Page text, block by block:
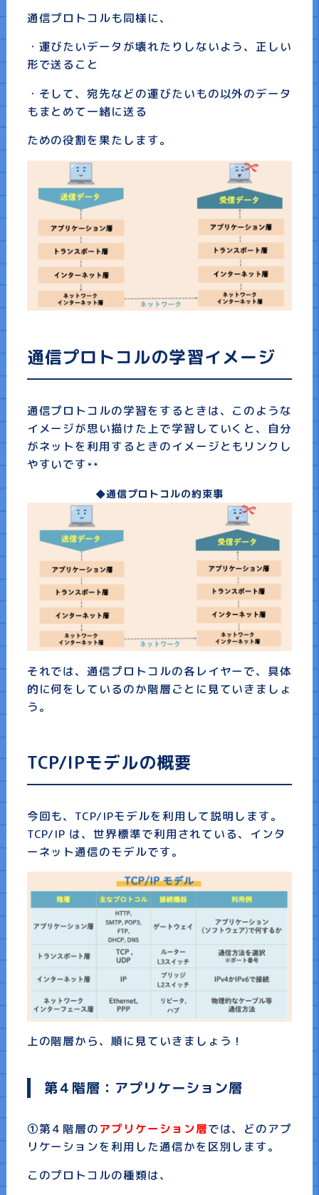
通信プロトコルも同様に、
・運びたいデータが壊れたりしないよう、正しい
形で送ること
・そして、宛先などの運びたいもの以外のデータ
もまとめて一緒に送る
ための役割を果たします。
通信プロトコルの学習イメージ
通信プロトコルの学習をするときは、このような
イメージが思い描けた上で学習していくと、自分
がネットを利用するときのイメージともリンクし
やすいです
◆通信プロトコルの約束事
それでは、通信プロトコルの各レイヤーで、具体
的に何をしているのか階層ごとに見ていきましょ
う。
TCP/IPモデルの概要
今回も、TCP/IPモデルを利用して説明します。
TCP/IP は、世界標準で利用されている、インタ
ーネット通信のモデルです。
上の階層から、順に見ていきましょう！
第４階層：アプリケーション層
①第４階層のアプリケーション層では、どのアプ
リケーションを利用した通信かを区別します。
このプロトコルの種類は、